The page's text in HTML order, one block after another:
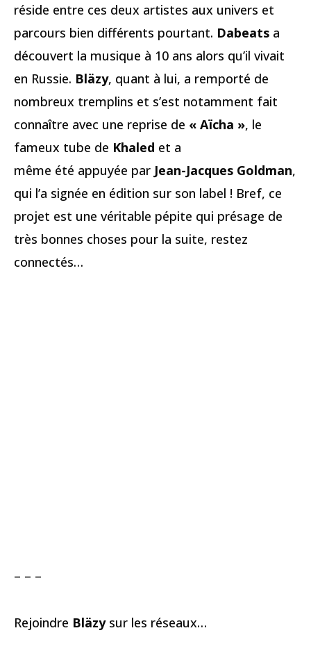
réside entre ces deux artistes aux univers et
parcours bien différents pourtant. Dabeats a
découvert la musique à 10 ans alors qu’il vivait
en Russie. Bläzy, quant à lui, a remporté de
nombreux tremplins et s’est notamment fait
connaître avec une reprise de « Aïcha », le
fameux tube de Khaled et a
même été appuyée par Jean-Jacques Goldman,
qui l’a signée en édition sur son label ! Bref, ce
projet est une véritable pépite qui présage de
très bonnes choses pour la suite, restez
connectés…
– – –
Rejoindre Bläzysur les réseaux…